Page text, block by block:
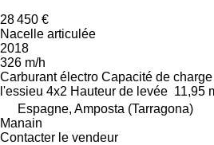
28 450 €
Nacelle articulée
2018
326 m/h
Carburant électro Capacité de charge
l'essieu 4x2 Hauteur de levée 11,95
Espagne, Amposta (Tarragona)
Manain
Contacter le vendeur